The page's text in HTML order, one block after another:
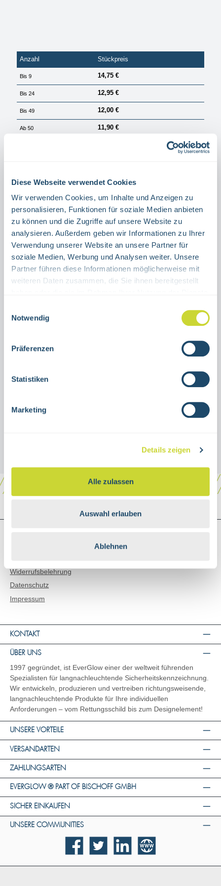
Diese Webseite verwendet Cookies
Wir verwenden Cookies, um Inhalte und Anzeigen zu
personalisieren, Funktionen für soziale Medien anbieten
zu können und die Zugriffe auf unsere Website zu
analysieren. Außerdem geben wir Informationen zu Ihrer
Verwendung unserer Website an unsere Partner für
soziale Medien, Werbung und Analysen weiter. Unsere
Partner führen diese Informationen möglicherweise mit
weiteren Daten zusammen, die Sie ihnen bereitgestellt
Notwendig
Präferenzen
Statistiken
Marketing
Details zeigen
Alle zulassen
Auswahl erlauben
Ablehnen
Anzahl Stückpreis
Bis9 14,75 €
Bis24 12,95 €
Bis49 12,00 €
Ab50 11,90 €
Größeauswählen
40 X 20 CM
60 X 30 CM 30 X 15 CM
Materialauswählen
FOLIE
Stück
IN DEN WARENKORB
Beschreibung
Nutzung in Innenräumenverschiedene
FolieISO 7010…
Widerrufsbelehrung
Datenschutz
Impressum
KONTAKT
ÜBER UNS
1997 gegründet, ist EverGlow einer der weltweit führenden
Spezialisten für langnachleuchtende Sicherheitskennzeichnung.
Wir entwickeln, produzieren und vertreiben richtungsweisende,
langnachleuchtende Produkte für Ihre individuellen
Anforderungen – vom Rettungsschild bis zum Designelement!
UNSERE VORTEILE
VERSANDARTEN
ZAHLUNGSARTEN
EVERGLOW ® PART OF BISCHOFF GMBH
SICHER EINKAUFEN
UNSERE COMMUNITIES
FacebookTwitter LinkedIn Website